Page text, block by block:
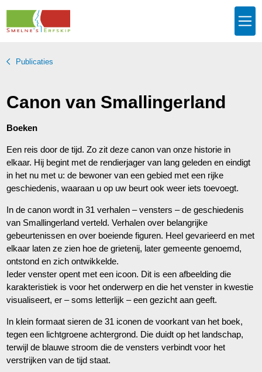
Publicaties
Canon van Smallingerland
Boeken
Een reis door de tijd. Zo zit deze canon van onze historie in
elkaar. Hij begint met de rendierjager van lang geleden en eindigt
in het nu met u: de bewoner van een gebied met een rijke
geschiedenis, waaraan u op uw beurt ook weer iets toevoegt.
In de canon wordt in 31 verhalen – vensters – de geschiedenis
van Smallingerland verteld. Verhalen over belangrijke
gebeurtenissen en over boeiende figuren. Heel gevarieerd en met
elkaar laten ze zien hoe de grietenij, later gemeente genoemd,
ontstond en zich ontwikkelde.
Ieder venster opent met een icoon. Dit is een afbeelding die
karakteristiek is voor het onderwerp en die het venster in kwestie
visualiseert, er – soms letterlijk – een gezicht aan geeft.
In klein formaat sieren de 31 iconen de voorkant van het boek,
tegen een lichtgroene achtergrond. Die duidt op het landschap,
terwijl de blauwe stroom die de vensters verbindt voor het
verstrijken van de tijd staat.